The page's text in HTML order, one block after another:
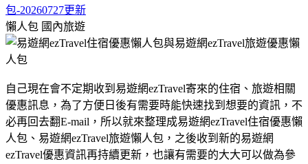
包-20260727更新
懶人包 國內旅遊
自己現在會不定期收到易遊網ezTravel寄來的住宿、旅遊相關
優惠訊息，為了方便日後有需要時能快速找到想要的資訊，不
必再回去翻E-mail，所以就來整理成易遊網ezTravel住宿優惠懶
人包、易遊網ezTravel旅遊懶人包，之後收到新的易遊網
ezTravel優惠資訊再持續更新，也讓有需要的大大可以做為參